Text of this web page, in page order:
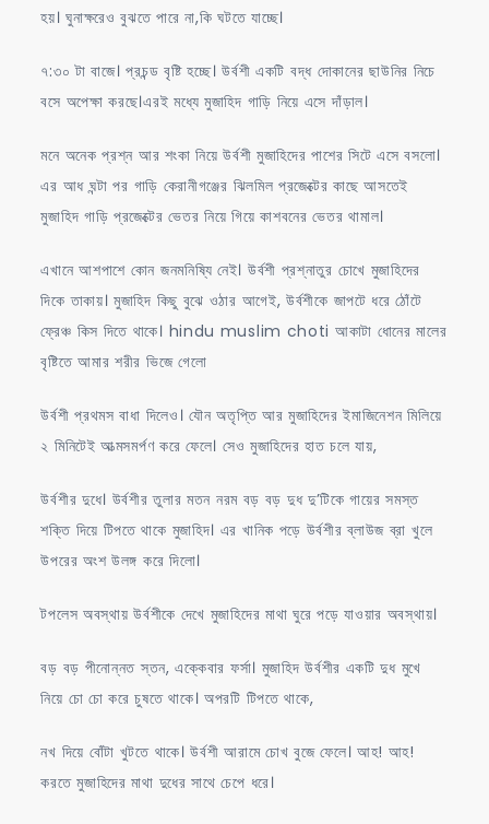
হয়। ঘুনাক্ষরেও বুঝতে পারে না,কি ঘটতে যাচ্ছে।
৭:৩০ টা বাজে। প্রচন্ড বৃষ্টি হচ্ছে। উর্বশী একটি বদ্ধ দোকানের ছাউনির নিচে
বসে অপেক্ষা করছে।এরই মধ্যে মুজাহিদ গাড়ি নিয়ে এসে দাঁড়াল।
মনে অনেক প্রশ্ন আর শংকা নিয়ে উর্বশী মুজাহিদের পাশের সিটে এসে বসলো।
এর আধ ঘন্টা পর গাড়ি কেরানীগঞ্জের ঝিলমিল প্রজেক্টের কাছে আসতেই
মুজাহিদ গাড়ি প্রজেক্টের ভেতর নিয়ে গিয়ে কাশবনের ভেতর থামাল।
এখানে আশপাশে কোন জনমনিষ্যি নেই। উর্বশী প্রশ্নাতুর চোখে মুজাহিদের
দিকে তাকায়। মুজাহিদ কিছু বুঝে ওঠার আগেই, উর্বশীকে জাপটে ধরে ঠোঁটে
ফ্রেঞ্চ কিস দিতে থাকে। hindu muslim choti আকাটা ধোনের মালের
বৃষ্টিতে আমার শরীর ভিজে গেলো
উর্বশী প্রথমস বাধা দিলেও। যৌন অতৃপ্তি আর মুজাহিদের ইমাজিনেশন মিলিয়ে
২ মিনিটেই আত্মসমর্পণ করে ফেলে। সেও মুজাহিদের হাত চলে যায়,
উর্বশীর দুধে। উর্বশীর তুলার মতন নরম বড় বড় দুধ দু’টিকে গায়ের সমস্ত
শক্তি দিয়ে টিপতে থাকে মুজাহিদ। এর খানিক পড়ে উর্বশীর ব্লাউজ ব্রা খুলে
উপরের অংশ উলঙ্গ করে দিলো।
টপলেস অবস্থায় উর্বশীকে দেখে মুজাহিদের মাথা ঘুরে পড়ে যাওয়ার অবস্থায়।
বড় বড় পীনোন্নত স্তন, এক্কেবার ফর্সা। মুজাহিদ উর্বশীর একটি দুধ মুখে
নিয়ে চো চো করে চুষতে থাকে। অপরটি টিপতে থাকে,
নখ দিয়ে বোঁটা খুটতে থাকে। উর্বশী আরামে চোখ বুজে ফেলে। আহ! আহ!
করতে মুজাহিদের মাথা দুধের সাথে চেপে ধরে।